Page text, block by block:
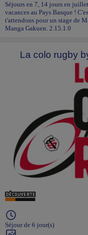
Séjours en 7, 14 jours en
vacances au Pays Basque !
t'attendons pour un stage de
Manga Gakuen. 2.15.1.0
La colo rugby
Séjour de 6 jour(s)